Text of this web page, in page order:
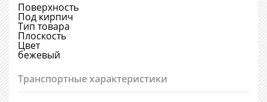
Поверхность
Под кирпич
Тип товара
Плоскость
Цвет
бежевый
Транспортные характеристики